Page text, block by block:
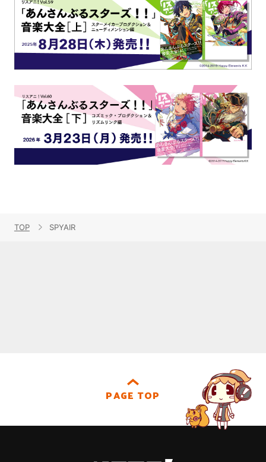
TOP SPYAIR
PAGE TOP